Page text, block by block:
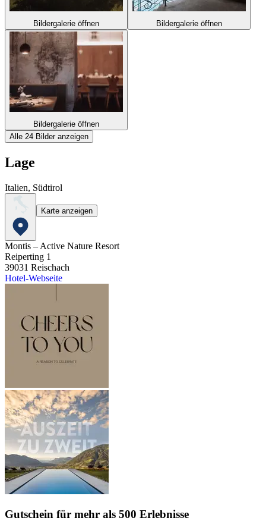
Bildergalerie öffnen Bildergalerie öffnen
Bildergalerie öffnen
Alle 24 Bilder anzeigen
Lage
Italien, Südtirol
Karte anzeigen
Montis – Active Nature Resort
Reiperting 1
39031 Reischach
Hotel-Webseite
Gutschein für mehr als 500 Erlebnisse